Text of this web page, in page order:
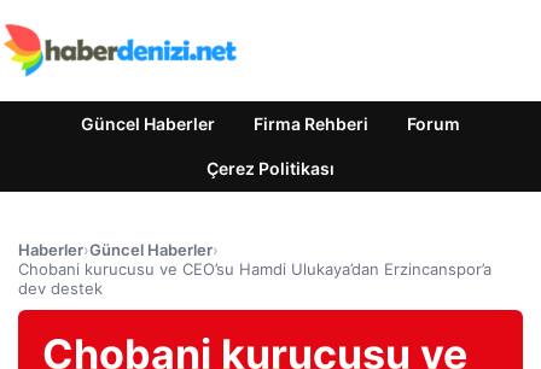
Güncel Haberler Firma Rehberi Forum
Çerez Politikası
Haberler›Güncel Haberler›
Chobani kurucusu ve CEO’su Hamdi Ulukaya’dan Erzincanspor’a
dev destek
Chobani kurucusu ve